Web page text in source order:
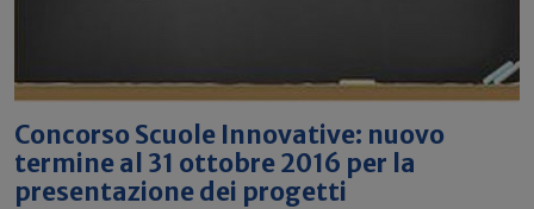
Concorso Scuole Innovative: nuovo
termine al 31 ottobre 2016 per la
presentazione dei progetti